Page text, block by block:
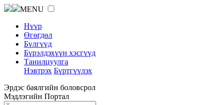
MENU
Нүүр
Өгөгдөл
Бүлгүүд
Бүрэлдэхүүн хэсгүүд
Танилцуулга
Нэвтрэх Бүртгүүлэх
Эрдэс баялгийн боловсрол
Мэдлэгийн Портал